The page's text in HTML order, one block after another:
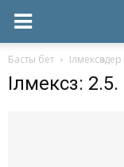
Басты бет Ілмексөздер
Ілмексөз: